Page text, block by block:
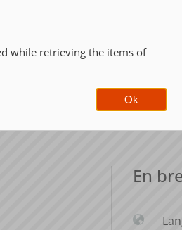
En
while retrieving the items of
Ok